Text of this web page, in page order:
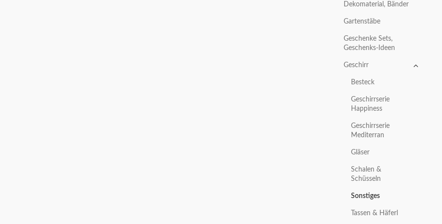
Dekomaterial, Bänder
Gartenstäbe
Geschenke Sets,
Geschenks-Ideen
Geschirr
Besteck
Geschirrserie
Happiness
Geschirrserie
Mediterran
Gläser
Schalen &
Schüsseln
Sonstiges
Tassen & Häferl